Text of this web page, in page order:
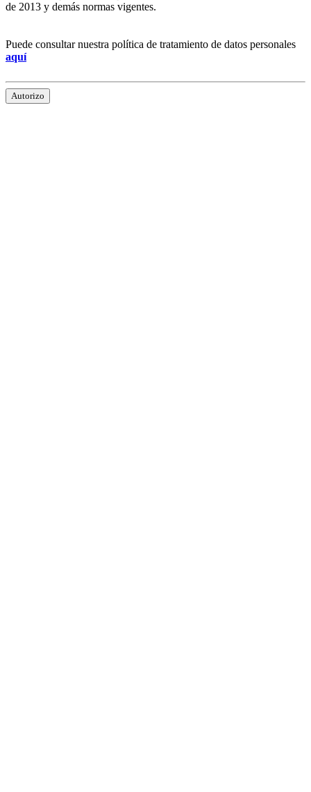
de 2013 y demás normas vigentes.
Puede consultar nuestra política de tratamiento de datos personales
aquí
Autorizo